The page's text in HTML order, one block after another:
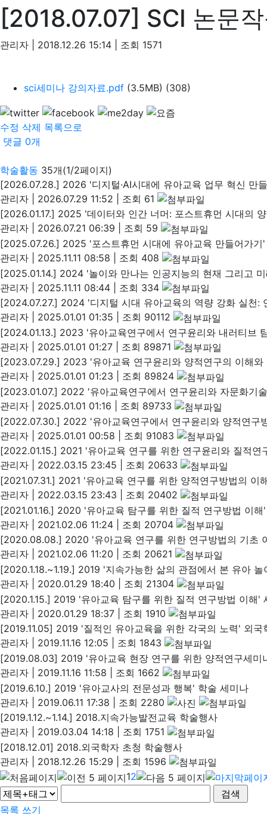
[2018.07.07] SCI 논문
관리자 2018.12.26 15:14 조회 1571
sci세미나 강의자료.pdf (3.5MB) (308)
수정 삭제 목록으로
댓글 0개
학술활동 35개(1/2페이지)
[2026.07.28.] 2026 '디지털·AI시대에 유아교육 업무 혁신 만
관리자
2026.07.29 11:52
조회 61
[2026.01.17.] 2025 '데이터와 인간 너머: 포스트휴먼 시대의
관리자
2026.07.21 06:39
조회 59
[2025.07.26.] 2025 '포스트휴먼 시대에 유아교육 만들어가기
관리자
2025.11.11 08:58
조회 408
[2025.01.14.] 2024 '놀이와 만나는 인공지능의 현재 그리고
관리자
2025.11.11 08:44
조회 334
[2024.07.27.] 2024 '디지털 시대 유아교육의 역량 강화 실천:
관리자
2025.01.01 01:35
조회 90112
[2024.01.13.] 2023 '유아교육연구에서 연구윤리와 내러티브
관리자
2025.01.01 01:27
조회 89871
[2023.07.29.] 2023 '유아교육 연구윤리와 양적연구의 이해와
관리자
2025.01.01 01:23
조회 89824
[2023.01.07.] 2022 '유아교육연구에서 연구윤리와 자문화기
관리자
2025.01.01 01:16
조회 89733
[2022.07.30.] 2022 '유아교육연구에서 연구윤리와 양적연구
관리자
2025.01.01 00:58
조회 91083
[2022.01.15.] 2021 '유아교육 연구를 위한 연구윤리와 질적연
관리자
2022.03.15 23:45
조회 20633
[2021.07.31.] 2021 '유아교육 연구를 위한 양적연구방법의 이
관리자
2022.03.15 23:43
조회 20402
[2021.01.16.] 2020 '유아교육 탐구를 위한 질적 연구방법 이해
관리자
2021.02.06 11:24
조회 20704
[2020.08.08.] 2020 '유아교육 연구를 위한 연구방법의 기초
관리자
2021.02.06 11:20
조회 20621
[2020.1.18.~1.19.] 2019 '지속가능한 삶의 관점에서 본 유아
관리자
2020.01.29 18:40
조회 21304
[2020.1.15.] 2019 '유아교육 탐구를 위한 질적 연구방법 이해'
관리자
2020.01.29 18:37
조회 1910
[2019.11.05] 2019 '질적인 유아교육을 위한 각국의 노력' 외국
관리자
2019.11.16 12:05
조회 1843
[2019.08.03] 2019 '유아교육 현장 연구를 위한 양적연구세미
관리자
2019.11.16 11:58
조회 1662
[2019.6.10.] 2019 '유아교사의 전문성과 행복' 학술 세미나
관리자
2019.06.11 17:38
조회 2280
[2019.1.12.~1.14.] 2018.지속가능발전교육 학술행사
관리자
2019.03.04 14:18
조회 1751
[2018.12.01] 2018.외국학자 초청 학술행사
관리자
2018.12.26 15:29
조회 1596
12
목록 쓰기